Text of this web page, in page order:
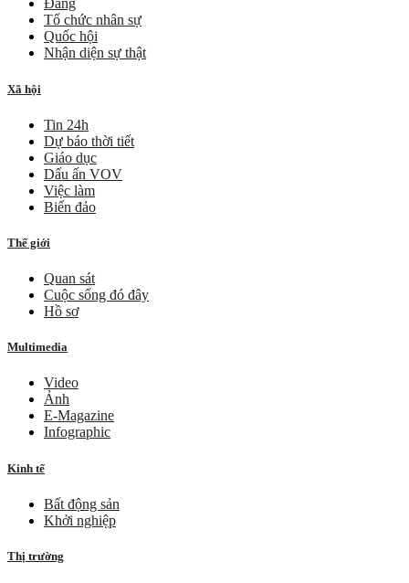
Đảng
Tổ chức nhân sự
Quốc hội
Nhận diện sự thật
Xã hội
Tin 24h
Dự báo thời tiết
Giáo dục
Dấu ấn VOV
Việc làm
Biển đảo
Thế giới
Quan sát
Cuộc sống đó đây
Hồ sơ
Multimedia
Video
Ảnh
E-Magazine
Infographic
Kinh tế
Bất động sản
Khởi nghiệp
Thị trường